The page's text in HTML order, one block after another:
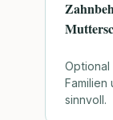
Familien
sinnvoll.